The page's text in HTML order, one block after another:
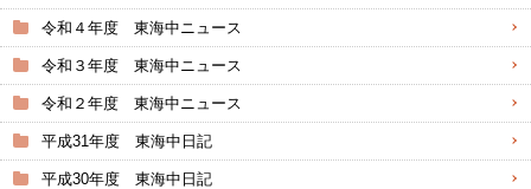
令和４年度 東海中ニュース
令和３年度 東海中ニュース
令和２年度 東海中ニュース
平成31年度 東海中日記
平成30年度 東海中日記